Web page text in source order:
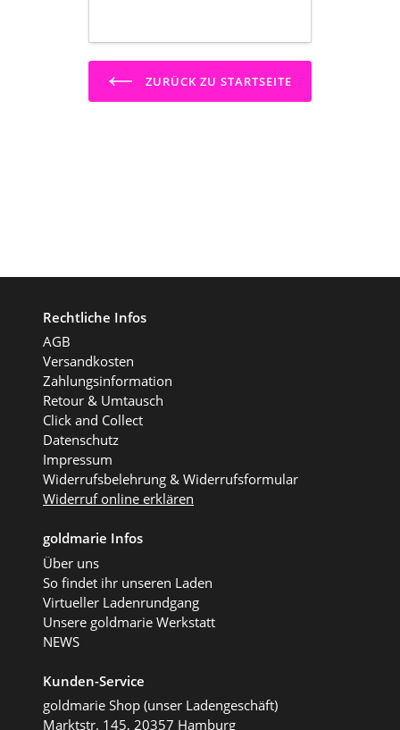
denim
blau
ZURÜCK ZU STARTSEITE
Rechtliche Infos
AGB
Versandkosten
Zahlungsinformation
Retour & Umtausch
Click and Collect
Datenschutz
Impressum
Widerrufsbelehrung & Widerrufsformular
Widerruf online erklären
goldmarie Infos
Über uns
So findet ihr unseren Laden
Virtueller Ladenrundgang
Unsere goldmarie Werkstatt
NEWS
Kunden-Service
goldmarie Shop (unser Ladengeschäft)
Marktstr. 145, 20357 Hamburg